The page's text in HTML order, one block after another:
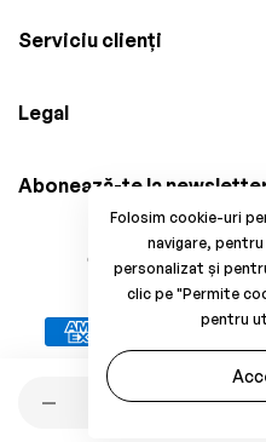
Serviciu clienți
Legal
Abonează-te la
© 2025 Brico Mania,
J33/1371/2017.
Folosim cookie-uri
navigare,
personalizat și
clic pe "Permite
pentru